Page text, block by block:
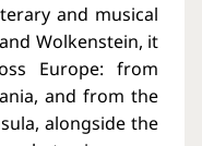
and musical
Wolkenstein, it
Europe: from
and from the
alongside the